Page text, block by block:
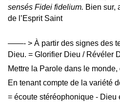
sensés Fidei fidelium. Bien sur,
de l’Esprit Saint
——- > À partir des signes des
Dieu. = Glorifier Dieu / Révéler
Mettre la Parole dans le
En tenant compte de la variété
= écoute stéréophonique - Dieu